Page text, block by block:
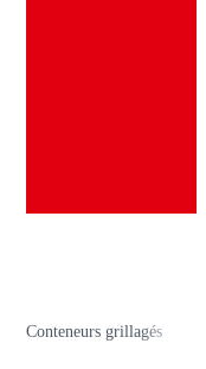
Conteneurs grillagés